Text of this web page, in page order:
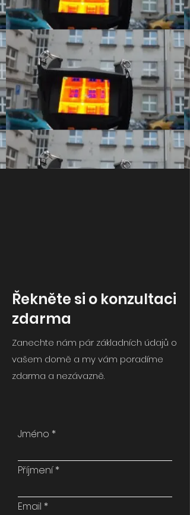
Řekněte si o konzultaci
zdarma
Zanechte nám pár základních údajů o
vašem domě a my vám poradíme
zdarma a nezávazně.
Jméno
Příjmení
Email